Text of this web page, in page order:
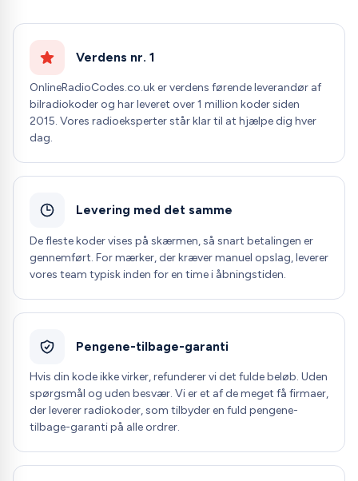
Verdens nr. 1
OnlineRadioCodes.co.uk er verdens førende leverandør af
bilradiokoder og har leveret over 1 million koder siden
2015. Vores radioeksperter står klar til at hjælpe dig hver
dag.
Levering med det samme
De fleste koder vises på skærmen, så snart betalingen er
gennemført. For mærker, der kræver manuel opslag, leverer
vores team typisk inden for en time i åbningstiden.
Pengene-tilbage-garanti
Hvis din kode ikke virker, refunderer vi det fulde beløb. Uden
spørgsmål og uden besvær. Vi er et af de meget få firmaer,
der leverer radiokoder, som tilbyder en fuld pengene-
tilbage-garanti på alle ordrer.